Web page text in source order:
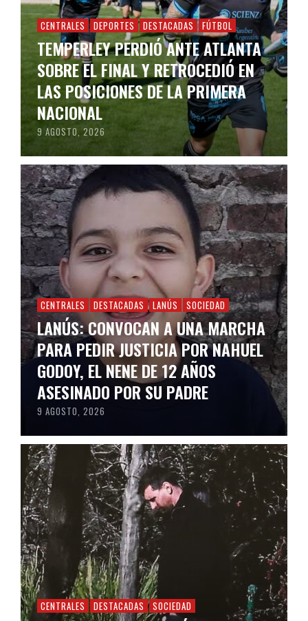
CENTRALES DEPORTES DESTACADAS FÚTBOL
TEMPERLEY PERDIÓ ANTE ATLANTA
SOBRE EL FINAL Y RETROCEDIÓ EN
LAS POSICIONES DE LA PRIMERA
NACIONAL
9 AGOSTO, 2026
CENTRALES DESTACADAS LANÚS SOCIEDAD
LANÚS: CONVOCAN A UNA MARCHA
PARA PEDIR JUSTICIA POR NAHUEL
GODOY, EL NENE DE 12 AÑOS
ASESINADO POR SU PADRE
9 AGOSTO, 2026
CENTRALES DESTACADAS SOCIEDAD